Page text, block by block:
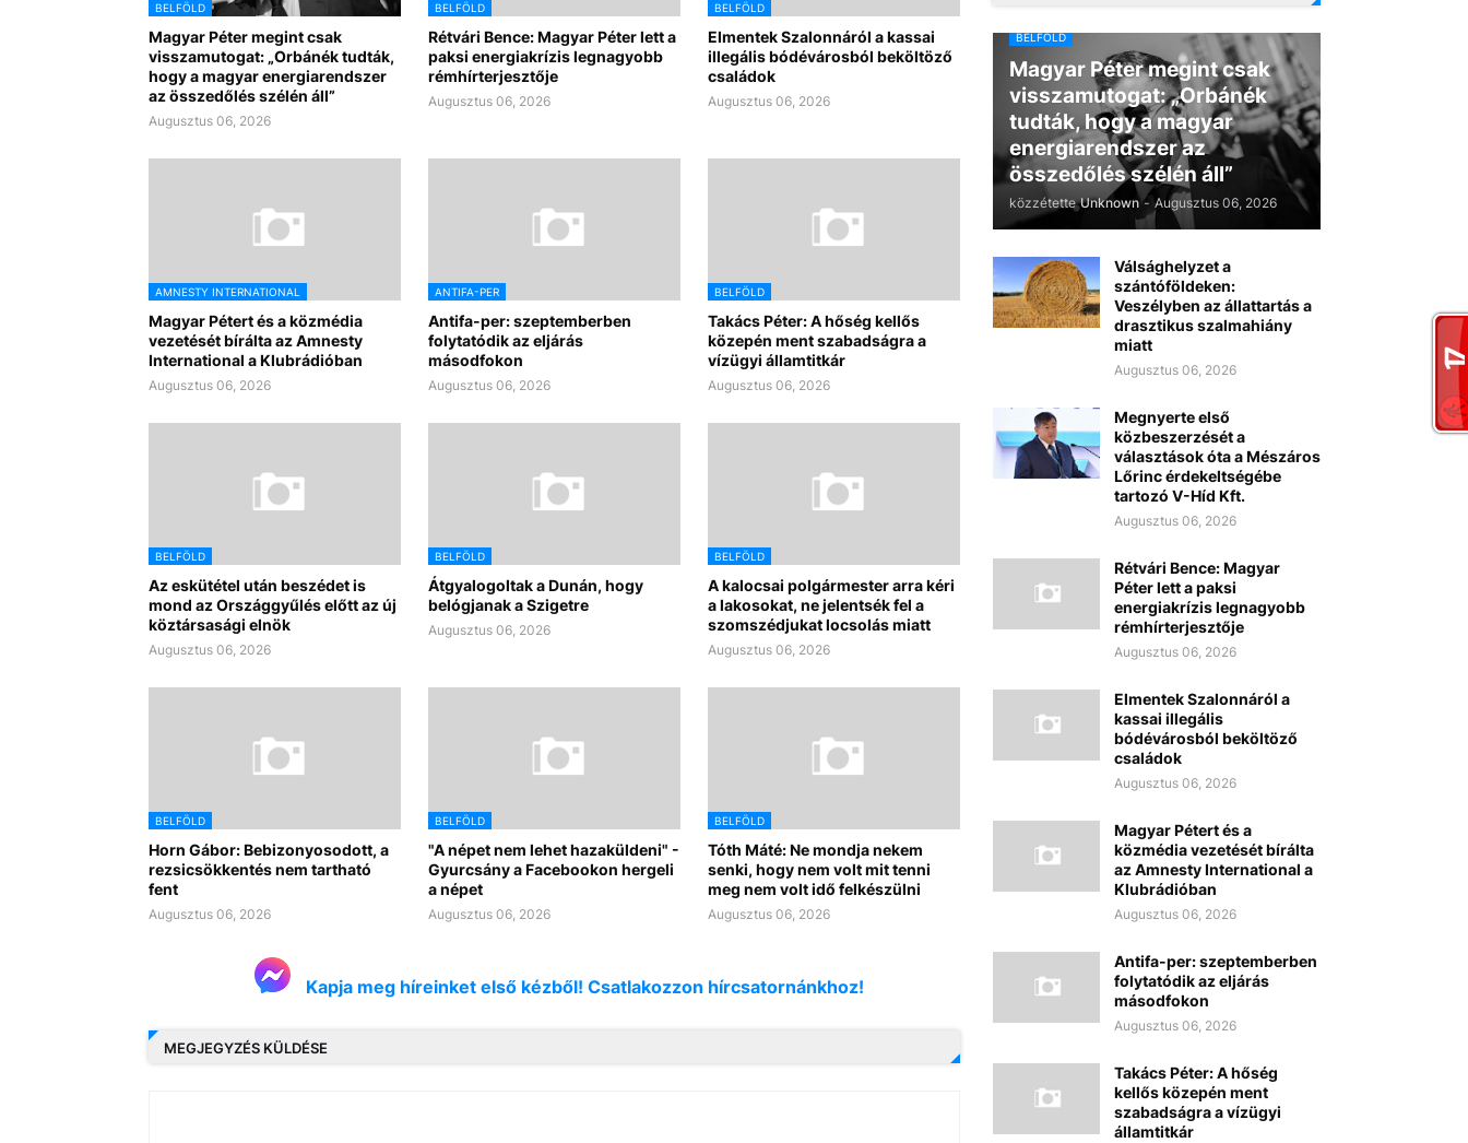
BELFÖLD
Magyar Péter megint csak
visszamutogat: „Orbánék tudták,
hogy a magyar energiarendszer
az összedőlés szélén áll”
Augusztus 06, 2026
BELFÖLD
Rétvári Bence: Magyar Péter lett a
paksi energiakrízis legnagyobb
rémhírterjesztője
Augusztus 06, 2026
BELFÖLD
Elmentek Szalonnáról a kassai
illegális bódévárosból beköltöző
családok
Augusztus 06, 2026
AMNESTY INTERNATIONAL
Magyar Pétert és a közmédia
vezetését bírálta az Amnesty
International a Klubrádióban
Augusztus 06, 2026
ANTIFA-PER
Antifa-per: szeptemberben
folytatódik az eljárás
másodfokon
Augusztus 06, 2026
BELFÖLD
Takács Péter: A hőség kellős
közepén ment szabadságra a
vízügyi államtitkár
Augusztus 06, 2026
BELFÖLD
Az eskütétel után beszédet is
mond az Országgyűlés előtt az új
köztársasági elnök
Augusztus 06, 2026
BELFÖLD
Átgyalogoltak a Dunán, hogy
belógjanak a Szigetre
Augusztus 06, 2026
BELFÖLD
A kalocsai polgármester arra kéri
a lakosokat, ne jelentsék fel a
szomszédjukat locsolás miatt
Augusztus 06, 2026
BELFÖLD
Horn Gábor: Bebizonyosodott, a
rezsicsökkentés nem tartható
fent
Augusztus 06, 2026
BELFÖLD
"A népet nem lehet hazaküldeni" -
Gyurcsány a Facebookon hergeli
a népet
Augusztus 06, 2026
BELFÖLD
Tóth Máté: Ne mondja nekem
senki, hogy nem volt mit tenni
meg nem volt idő felkészülni
Augusztus 06, 2026
Kapja meg híreinket első kézből! Csatlakozzon hírcsatornánkhoz!
MEGJEGYZÉS KÜLDÉSE
BELFÖLD
Magyar Péter megint csak
visszamutogat: „Orbánék
tudták, hogy a magyar
energiarendszer az
összedőlés szélén áll”
közzétette Unknown - Augusztus 06, 2026
Válsághelyzet a
szántóföldeken:
Veszélyben az állattartás a
drasztikus szalmahiány
miatt
Augusztus 06, 2026
Megnyerte első
közbeszerzését a
választások óta a Mészáros
Lőrinc érdekeltségébe
tartozó V-Híd Kft.
Augusztus 06, 2026
Rétvári Bence: Magyar
Péter lett a paksi
energiakrízis legnagyobb
rémhírterjesztője
Augusztus 06, 2026
Elmentek Szalonnáról a
kassai illegális
bódévárosból beköltöző
családok
Augusztus 06, 2026
Magyar Pétert és a
közmédia vezetését bírálta
az Amnesty International a
Klubrádióban
Augusztus 06, 2026
Antifa-per: szeptemberben
folytatódik az eljárás
másodfokon
Augusztus 06, 2026
Takács Péter: A hőség
kellős közepén ment
szabadságra a vízügyi
államtitkár